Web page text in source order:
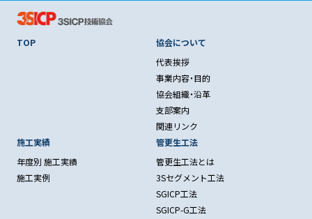
TOP
協会について
代表挨拶
事業内容・目的
協会組織・沿革
支部案内
関連リンク
施工実績
年度別 施工実績
施工実例
管更生工法
管更生工法とは
3Sセグメント工法
SGICP工法
SGICP-G工法